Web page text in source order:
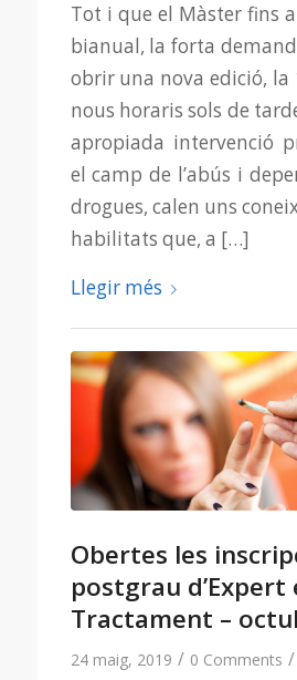
Tot i que el Màster fins
bianual, la forta
obrir una nova edició, la
nous horaris sols de
apropiada intervenció
el camp de l’abús i
drogues, calen uns
habilitats que, a […]
Llegir més
Obertes les
postgrau d’Expert
Tractament –
24 maig, 2019 / 0 Comments /